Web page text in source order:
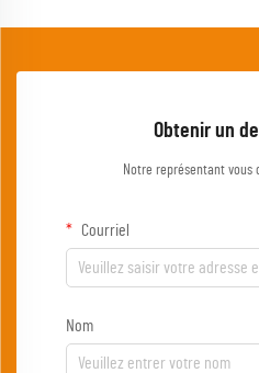
Obtenir un
Notre représentant vous
Courriel
Nom